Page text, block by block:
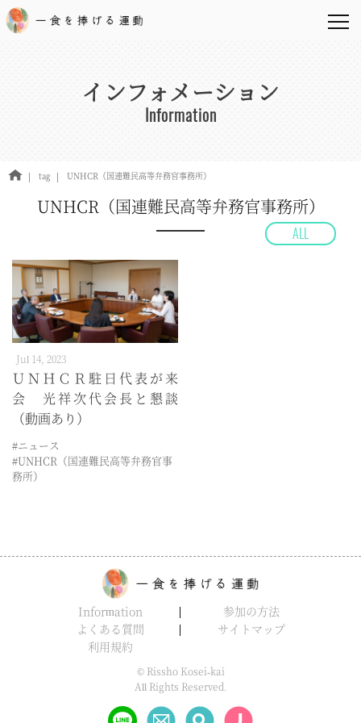
インフォメーション
Information
tag UNHCR（国連難民高等弁務官事務所）
ALL
UNHCR（国連難民高等弁務官事務所）
Jul 14, 2023
ＵＮＨＣＲ駐日代表が来
会 光祥次代会長と懇談
（動画あり）
#ニュース
#UNHCR（国連難民高等弁務官事
務所）
Information
参加の方法
よくある質問
サイトマップ
利用規約
© Rissho Kosei-kai
All Rights Reserved.